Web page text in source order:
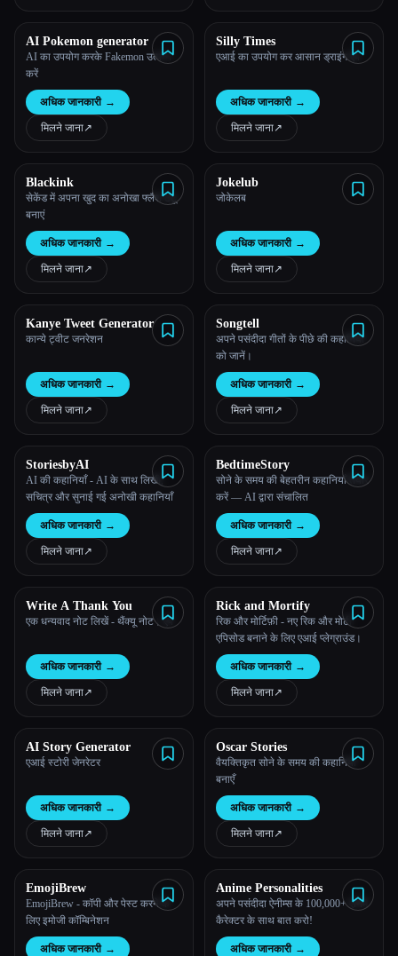
AI Pokemon generator
AI का उपयोग करके Fakemon उत्पन्न
करें
अधिक जानकारी →
मिलने जाना↗︎
Silly Times
एआई का उपयोग कर आसान ड्राइंग ऐप
अधिक जानकारी →
मिलने जाना↗︎
Blackink
सेकेंड में अपना खुद का अनोखा फ्लैश टैटू
बनाएं
अधिक जानकारी →
मिलने जाना↗︎
Jokelub
जोकेलब
अधिक जानकारी →
मिलने जाना↗︎
Kanye Tweet Generator
कान्ये ट्वीट जनरेशन
अधिक जानकारी →
मिलने जाना↗︎
Songtell
अपने पसंदीदा गीतों के पीछे की कहानियों
को जानें।
अधिक जानकारी →
मिलने जाना↗︎
StoriesbyAI
AI की कहानियाँ - AI के साथ लिखी,
सचित्र और सुनाई गई अनोखी कहानियाँ
अधिक जानकारी →
मिलने जाना↗︎
BedtimeStory
सोने के समय की बेहतरीन कहानियाँ तैयार
करें — AI द्वारा संचालित
अधिक जानकारी →
मिलने जाना↗︎
Write A Thank You
एक धन्यवाद नोट लिखें - थैंक्यू नोट। ऐप
अधिक जानकारी →
मिलने जाना↗︎
Rick and Mortify
रिक और मोर्टिफ़ी - नए रिक और मोर्टी
एपिसोड बनाने के लिए एआई प्लेग्राउंड।
अधिक जानकारी →
मिलने जाना↗︎
AI Story Generator
एआई स्टोरी जेनरेटर
अधिक जानकारी →
मिलने जाना↗︎
Oscar Stories
वैयक्तिकृत सोने के समय की कहानियाँ
बनाएँ
अधिक जानकारी →
मिलने जाना↗︎
EmojiBrew
EmojiBrew - कॉपी और पेस्ट करने के
लिए इमोजी कॉम्बिनेशन
अधिक जानकारी →
Anime Personalities
अपने पसंदीदा ऐनीम्स के 100,000+ एनिमे
कैरेक्टर के साथ बात करो!
अधिक जानकारी →